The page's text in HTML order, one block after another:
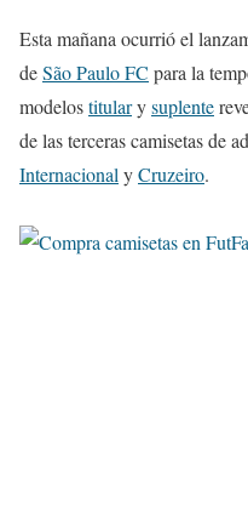
Esta mañana ocurrió el
deSão Paulo FC para la
modelostitularysuplente
de las terceras camisetas de
InternacionalyCruzeiro.